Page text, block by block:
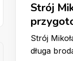
Strój
Strój
długa